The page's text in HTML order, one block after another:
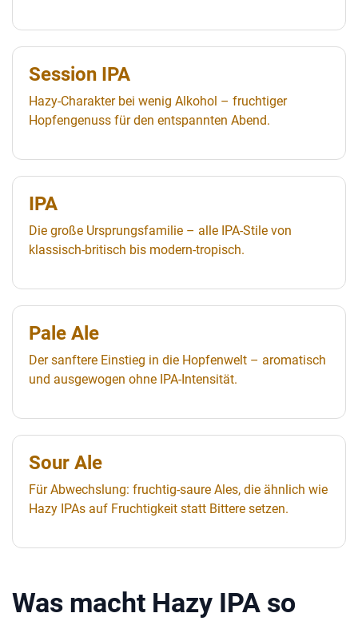
Session IPA
Hazy-Charakter bei wenig Alkohol – fruchtiger
Hopfengenuss für den entspannten Abend.
IPA
Die große Ursprungsfamilie – alle IPA-Stile von
klassisch-britisch bis modern-tropisch.
Pale Ale
Der sanftere Einstieg in die Hopfenwelt – aromatisch
und ausgewogen ohne IPA-Intensität.
Sour Ale
Für Abwechslung: fruchtig-saure Ales, die ähnlich wie
Hazy IPAs auf Fruchtigkeit statt Bittere setzen.
Was macht Hazy IPA so